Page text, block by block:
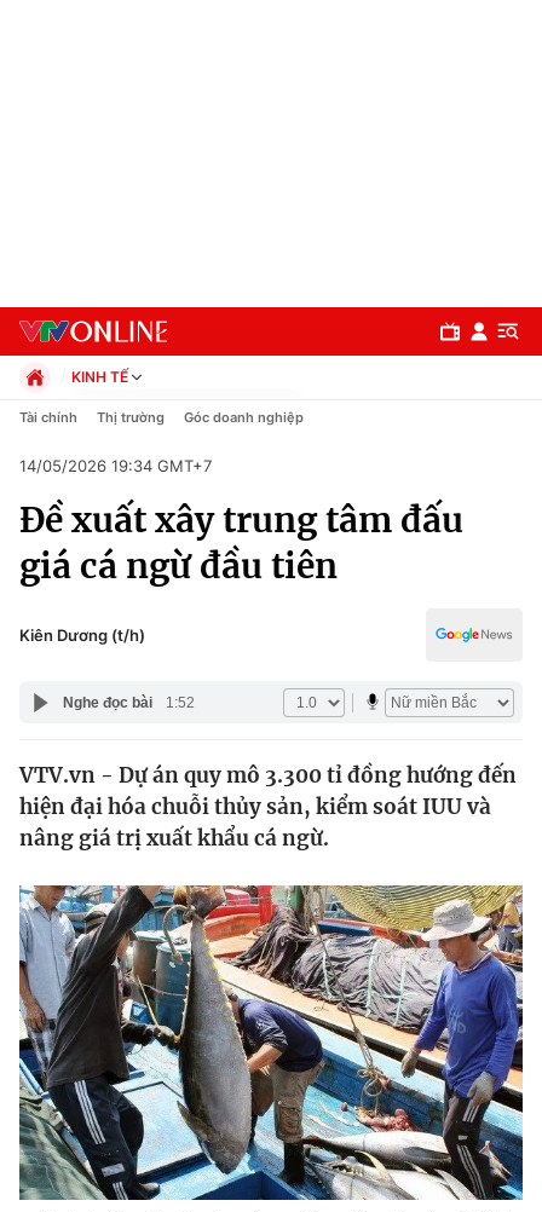
Chuyên mục
Chính trị
Pháp luật
Thế giới
Tin tức
Thế giới đó đây
Câu chuyện quốc tế
Kinh tế
Tài chính
Thị trường
Góc doanh nghiệp
Dữ liệu và đời sống
Truyền hình
Phim VTV
Hậu trường
Nhân vật
Giải trí
Điện ảnh
Đời sống
KINH TẾ
Chính trị
Pháp luật
Kinh tế
Thể thao
Truyền hình
Y tế
Công nghệ
Tài chính Thị trường Góc doanh nghiệp
14/05/2026 19:34 GMT+7
Đề xuất xây trung tâm đấu
giá cá ngừ đầu tiên
Kiên Dương (t/h)
Nghe đọc bài 1:52
VTV.vn - Dự án quy mô 3.300 tỉ đồng hướng đến
hiện đại hóa chuỗi thủy sản, kiểm soát IUU và
nâng giá trị xuất khẩu cá ngừ.